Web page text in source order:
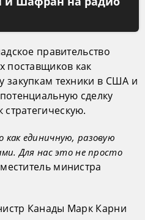
правительство
поставщиков как
закупкам техники в США и
сделку
единичную, разовую
Для нас это не просто
министра
Канады Марк Карни